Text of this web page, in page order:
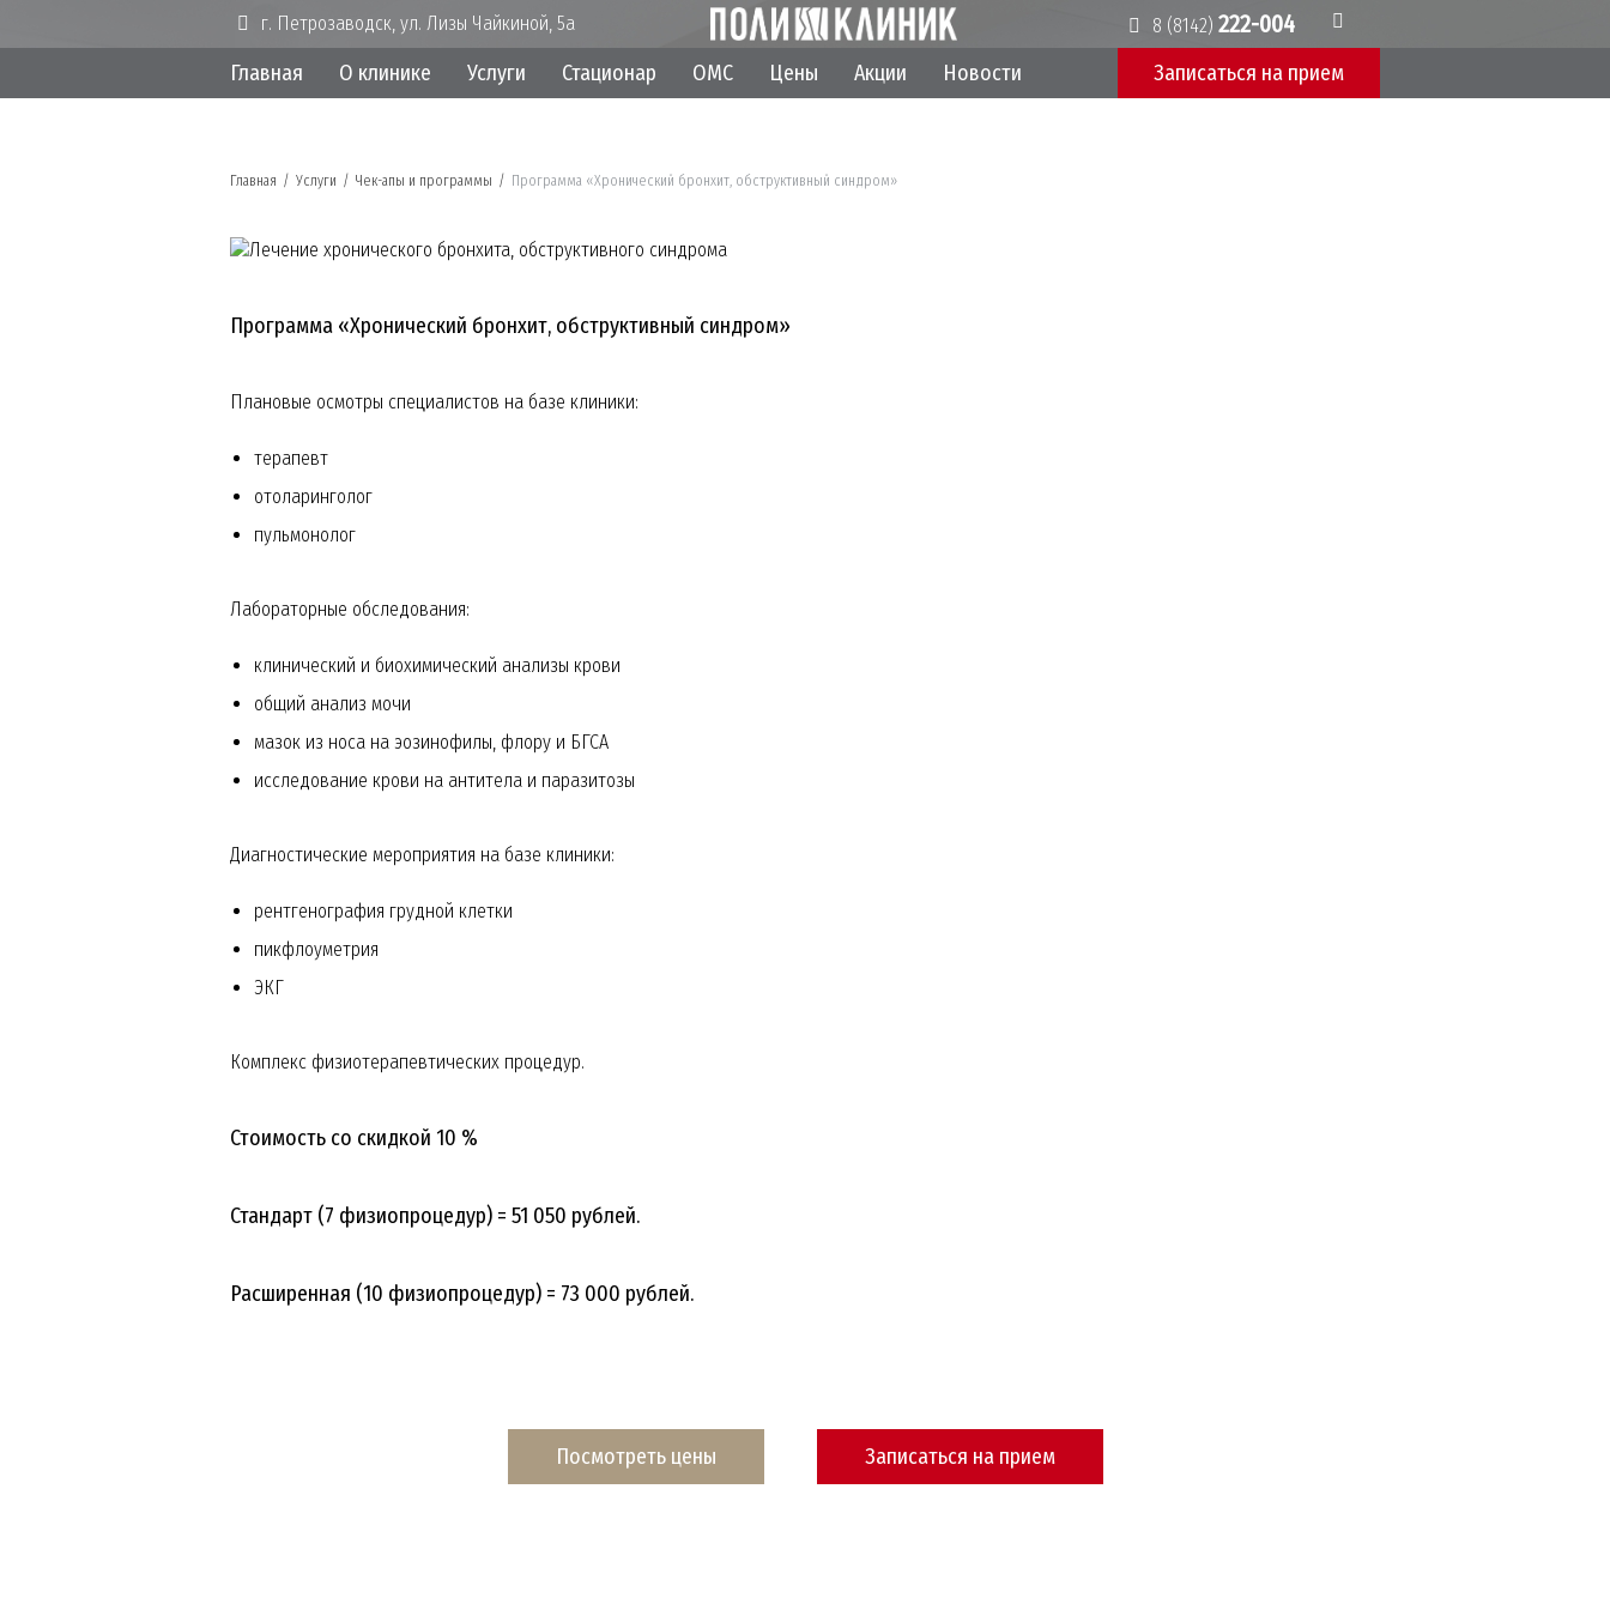
г. Петрозаводск, ул. Лизы Чайкиной, 5а 8 (8142)222-004
Главная О клинике Услуги Стационар ОМС Цены Акции Новости Записаться на приeм
Главная / Услуги / Чек-апы и программы / Программа «Хронический бронхит, обструктивный синдром»
Программа «Хронический бронхит, обструктивный синдром»
Плановые осмотры специалистов на базе клиники:
терапевт
отоларинголог
пульмонолог
Лабораторные обследования:
клинический и биохимический анализы крови
общий анализ мочи
мазок из носа на эозинофилы, флору и БГСА
исследование крови на антитела и паразитозы
Диагностические мероприятия на базе клиники:
рентгенография грудной клетки
пикфлоуметрия
ЭКГ
Комплекс физиотерапевтических процедур.
Стоимость со скидкой 10 %
Стандарт (7 физиопроцедур) = 51 050 рублей.
Расширенная (10 физиопроцедур) = 73 000 рублей.
Посмотреть цены Записаться на прием